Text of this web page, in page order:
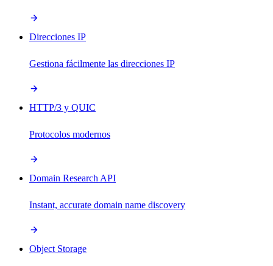
Direcciones IP
Gestiona fácilmente las direcciones IP
HTTP/3 y QUIC
Protocolos modernos
Domain Research API
Instant, accurate domain name discovery
Object Storage